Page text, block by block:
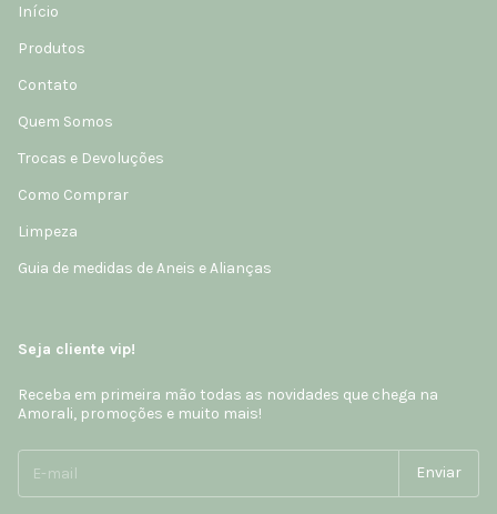
Início
Produtos
Contato
Quem Somos
Trocas e Devoluções
Como Comprar
Limpeza
Guia de medidas de Aneis e Alianças
Seja cliente vip!
Receba em primeira mão todas as novidades que chega na
Amorali, promoções e muito mais!